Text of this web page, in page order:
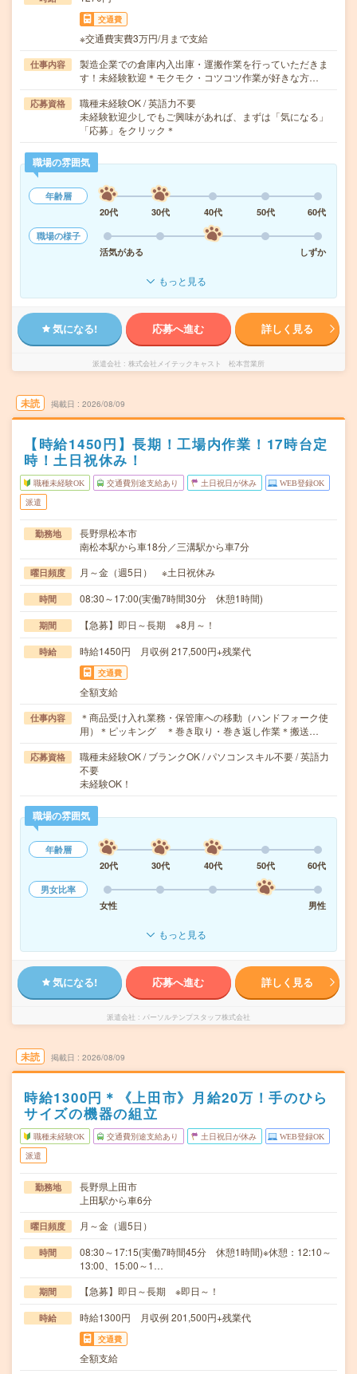
交通費
※交通費実費3万円/月まで支給
仕事内容
製造企業での倉庫内入出庫・運搬作業を行っていただきま
す！未経験歓迎＊モクモク・コツコツ作業が好きな方…
応募資格
職種未経験OK / 英語力不要
未経験歓迎少しでもご興味があれば、まずは「気になる」
「応募」をクリック＊
職場の雰囲気
年齢層
20代
30代 40代 50代
60代
職場の様子
活気がある
しずか
もっと見る
気になる! 応募へ進む 詳しく見る
派遣会社 株式会社メイテックキャスト 松本営業所
未読 掲載日 2026/08/09
【時給1450円】長期！工場内作業！17時台定
時！土日祝休み！
職種未経験OK 交通費別途支給あり 土日祝日が休み WEB登録OK
派遣
勤務地
長野県松本市
南松本駅から車18分／三溝駅から車7分
曜日頻度 月～金（週5日） ※土日祝休み
時間 08:30～17:00(実働7時間30分 休憩1時間)
期間 【急募】即日～長期 ※8月～！
時給 時給1450円 月収例 217,500円+残業代
交通費
全額支給
仕事内容
＊商品受け入れ業務・保管庫への移動（ハンドフォーク使
用）＊ピッキング ＊巻き取り・巻き返し作業＊搬送…
応募資格
職種未経験OK / ブランクOK / パソコンスキル不要 / 英語力
不要
未経験OK！
職場の雰囲気
年齢層
20代
30代 40代 50代
60代
男女比率
女性
男性
もっと見る
気になる! 応募へ進む 詳しく見る
派遣会社 パーソルテンプスタッフ株式会社
未読 掲載日 2026/08/09
時給1300円＊《上田市》月給20万！手のひら
サイズの機器の組立
職種未経験OK 交通費別途支給あり 土日祝日が休み WEB登録OK
派遣
勤務地
長野県上田市
上田駅から車6分
曜日頻度 月～金（週5日）
時間
08:30～17:15(実働7時間45分 休憩1時間)※休憩：12:10～
13:00、15:00～1…
期間 【急募】即日～長期 ※即日～！
時給 時給1300円 月収例 201,500円+残業代
交通費
全額支給